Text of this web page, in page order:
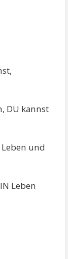
DU kannst
und
Leben